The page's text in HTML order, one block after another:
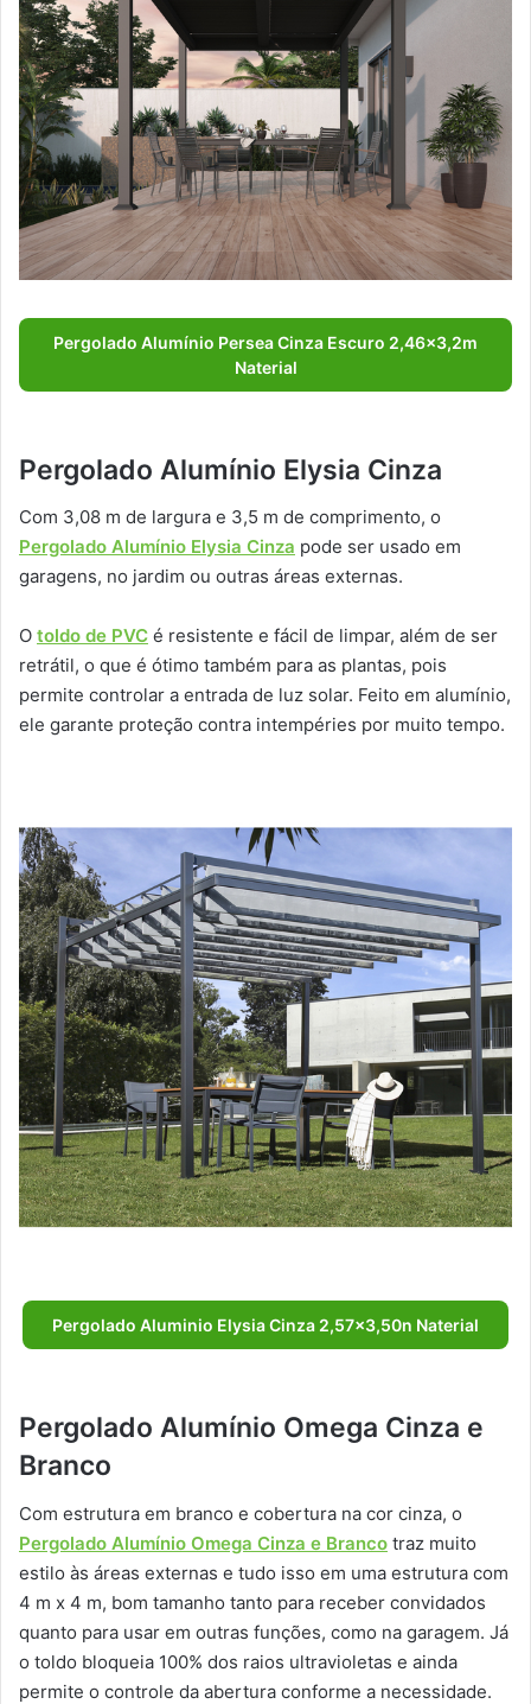
Pergolado Alumínio Persea Cinza Escuro 2,46×3,2m
Naterial
Pergolado Alumínio Elysia Cinza
Com 3,08 m de largura e 3,5 m de comprimento, o
Pergolado Alumínio Elysia Cinza pode ser usado em
garagens, no jardim ou outras áreas externas.
O toldo de PVC é resistente e fácil de limpar, além de ser
retrátil, o que é ótimo também para as plantas, pois
permite controlar a entrada de luz solar. Feito em alumínio,
ele garante proteção contra intempéries por muito tempo.
Pergolado Aluminio Elysia Cinza 2,57×3,50n Naterial
Pergolado Alumínio Omega Cinza e
Branco
Com estrutura em branco e cobertura na cor cinza, o
Pergolado Alumínio Omega Cinza e Branco traz muito
estilo às áreas externas e tudo isso em uma estrutura com
4 m x 4 m, bom tamanho tanto para receber convidados
quanto para usar em outras funções, como na garagem. Já
o toldo bloqueia 100% dos raios ultravioletas e ainda
permite o controle da abertura conforme a necessidade.